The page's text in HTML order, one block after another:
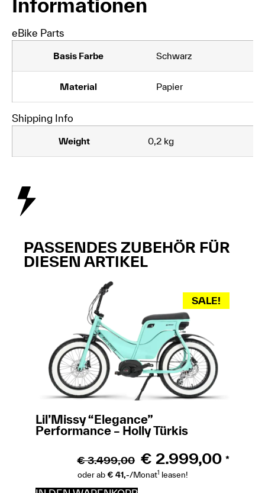
Informationen
eBike Parts
Basis Farbe Schwarz
Material Papier
Shipping Info
Weight 0,2 kg
PASSENDES ZUBEHÖR FÜR
DIESEN ARTIKEL
SALE!
Lil’Missy “Elegance”
Performance – Holly Türkis
€3.499,00 € 2.999,00 *
oder ab€ 41,-/Monat1 leasen!